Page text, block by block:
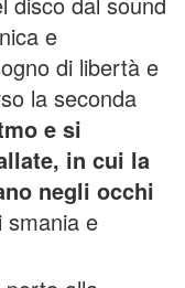
e
di libertà e
la seconda
e si
in cui la
negli occhi
smania e